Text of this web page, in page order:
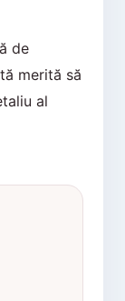
de
merită să
al